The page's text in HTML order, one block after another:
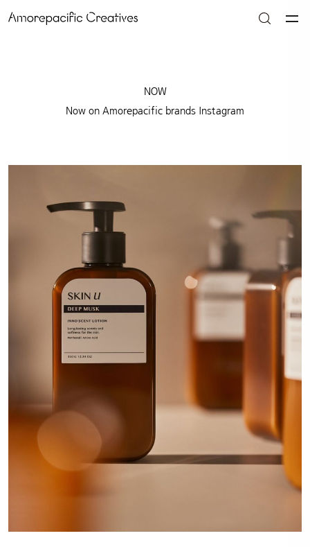
NOW
Now on Amorepacific brands Instagram